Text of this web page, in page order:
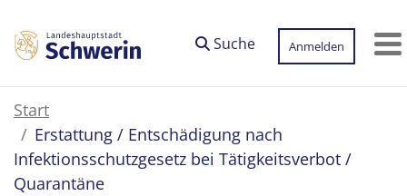
Suche
Anmelden
Start
Erstattung / Entschädigung nach
Infektionsschutzgesetz bei Tätigkeitsverbot /
Quarantäne